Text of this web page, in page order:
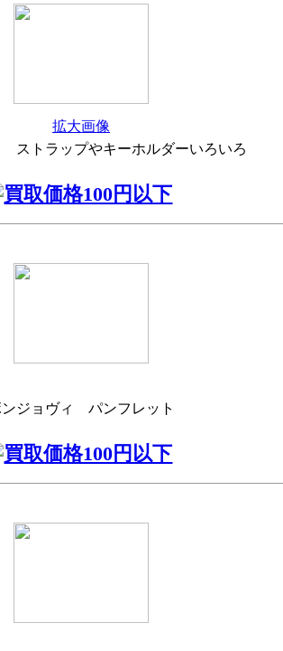
拡大画像
ストラップやキーホルダーいろいろ
ンジョヴィ パンフレット